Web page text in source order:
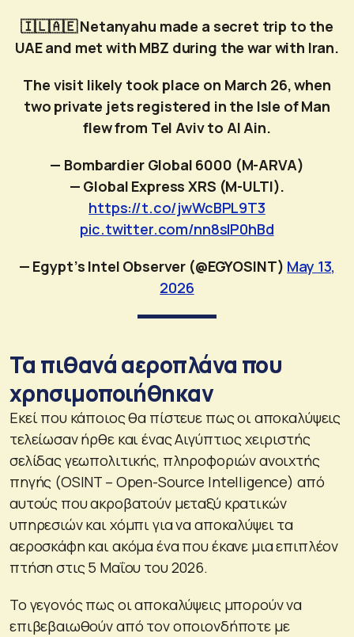
🇮🇱🇦🇪 Netanyahu made a secret trip to the
UAE and met with MBZ during the war with Iran.
The visit likely took place on March 26, when
two private jets registered in the Isle of Man
flew from Tel Aviv to Al Ain.
— Bombardier Global 6000 (M-ARVA)
— Global Express XRS (M-ULTI).
https://t.co/jwWcBPL9T3
pic.twitter.com/nn8sIP0hBd
— Egypt’s Intel Observer (@EGYOSINT) May 13,
2026
Τα πιθανά αεροπλάνα που
χρησιμοποιήθηκαν
Εκεί που κάποιος θα πίστευε πως οι αποκαλύψεις
τελείωσαν ήρθε και ένας Αιγύπτιος χειριστής
σελίδας γεωπολιτικής, πληροφοριών ανοιχτής
πηγής (OSINT – Open-Source Intelligence) από
αυτούς που ακροβατούν μεταξύ κρατικών
υπηρεσιών και χόμπι για να αποκαλύψει τα
αεροσκάφη και ακόμα ένα που έκανε μια επιπλέον
πτήση στις 5 Μαΐου του 2026.
Το γεγονός πως οι αποκαλύψεις μπορούν να
επιβεβαιωθούν από τον οποιονδήποτε με